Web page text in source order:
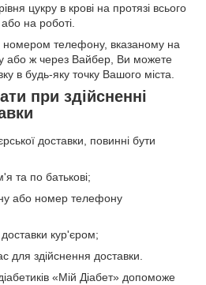
цукру в крові на протязі всього
на роботі.
телефону, вказаному на
або ж через Вайбер, Ви можете
в будь-яку точку Вашого міста.
при здійсненні
доставки, повинні бути
та по батькові;
або номер телефону
кур'єром;
для здійснення доставки.
«Мій Діабет» допоможе